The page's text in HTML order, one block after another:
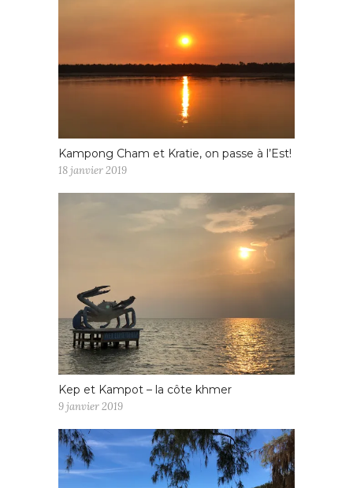
Kampong Cham et Kratie, on passe à l’Est!
18 janvier 2019
Kep et Kampot – la côte khmer
9 janvier 2019